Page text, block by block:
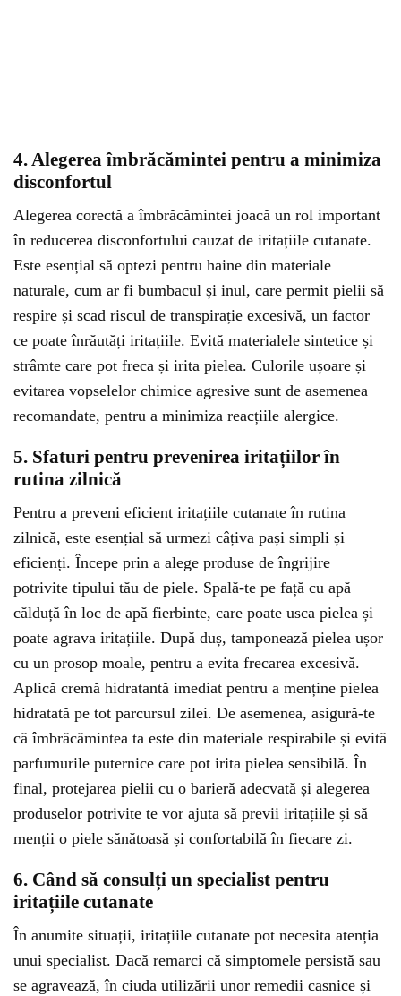
4. Alegerea îmbrăcămintei pentru a minimiza
disconfortul
Alegerea corectă a îmbrăcămintei joacă un rol important
în reducerea disconfortului cauzat de iritațiile cutanate.
Este esențial să optezi pentru haine din materiale
naturale, cum ar fi bumbacul și inul, care permit pielii să
respire și scad riscul de transpirație excesivă, un factor
ce poate înrăutăți iritațiile. Evită materialele sintetice și
strâmte care pot freca și irita pielea. Culorile ușoare și
evitarea vopselelor chimice agresive sunt de asemenea
recomandate, pentru a minimiza reacțiile alergice.
5. Sfaturi pentru prevenirea iritațiilor în
rutina zilnică
Pentru a preveni eficient iritațiile cutanate în rutina
zilnică, este esențial să urmezi câțiva pași simpli și
eficienți. Începe prin a alege produse de îngrijire
potrivite tipului tău de piele. Spală-te pe față cu apă
călduță în loc de apă fierbinte, care poate usca pielea și
poate agrava iritațiile. După duș, tamponează pielea ușor
cu un prosop moale, pentru a evita frecarea excesivă.
Aplică cremă hidratantă imediat pentru a menține pielea
hidratată pe tot parcursul zilei. De asemenea, asigură-te
că îmbrăcămintea ta este din materiale respirabile și evită
parfumurile puternice care pot irita pielea sensibilă. În
final, protejarea pielii cu o barieră adecvată și alegerea
produselor potrivite te vor ajuta să previi iritațiile și să
menții o piele sănătoasă și confortabilă în fiecare zi.
6. Când să consulți un specialist pentru
iritațiile cutanate
În anumite situații, iritațiile cutanate pot necesita atenția
unui specialist. Dacă remarci că simptomele persistă sau
se agravează, în ciuda utilizării unor remedii casnice și